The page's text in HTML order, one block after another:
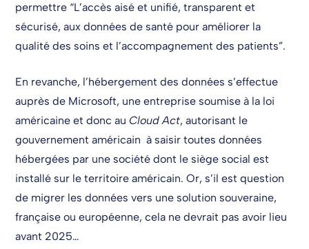
permettre “L’accès aisé et unifié, transparent et
sécurisé, aux données de santé pour améliorer la
qualité des soins et l’accompagnement des patients”.
En revanche, l’hébergement des données s’effectue
auprès de Microsoft, une entreprise soumise à la loi
américaine et donc auCloud Act, autorisant le
gouvernement américain à saisir toutes données
hébergées par une société dont le siège social est
installé sur le territoire américain. Or, s’il est question
de migrer les données vers une solution souveraine,
française ou européenne, cela ne devrait pas avoir lieu
avant 2025…